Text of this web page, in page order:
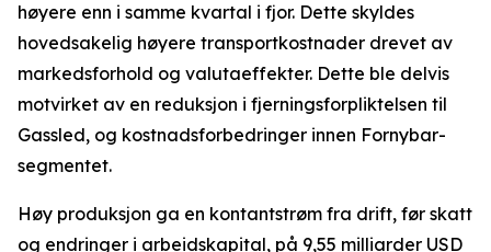
høyere enn i samme kvartal i fjor. Dette skyldes
hovedsakelig høyere transportkostnader drevet av
markedsforhold og valutaeffekter. Dette ble delvis
motvirket av en reduksjon i fjerningsforpliktelsen til
Gassled, og kostnadsforbedringer innen Fornybar-
segmentet.
Høy produksjon ga en kontantstrøm fra drift, før skatt
og endringer i arbeidskapital, på 9,55 milliarder USD